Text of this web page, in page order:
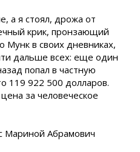
а я стоял, дрожа от
крик, пронзающий
Мунк в своих дневниках,
дальше всех: еще один
попал в частную
119 922 500 долларов.
за человеческое
Мариной Абрамович